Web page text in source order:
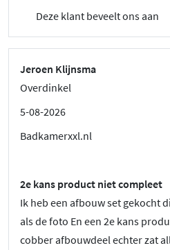
Deze klant beveelt ons aan
Jeroen Klijnsma
Overdinkel
5-08-2026
Badkamerxxl.nl
2e kans product niet compleet
Ik heb een afbouw set gekocht
als de foto En een 2e kans
cobber afbouwdeel echter zat